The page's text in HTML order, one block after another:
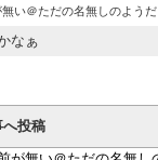
い＠ただの名無しのようだ
なぁ
へ投稿